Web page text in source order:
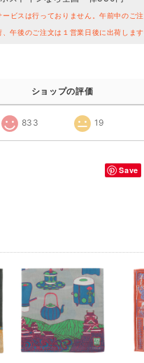
ービスは行っておりません。午前中のご
、午後のご注文は１営業日後に出荷します
ショップの評価
833 19
Save